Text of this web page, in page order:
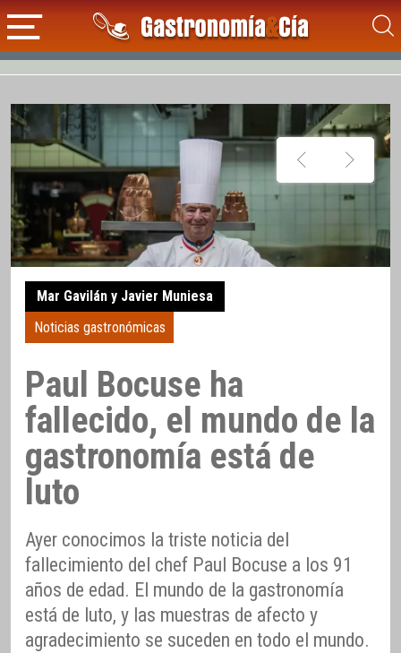
Mar Gavilán y Javier Muniesa
Noticias gastronómicas
Paul Bocuse ha
fallecido, el mundo de la
gastronomía está de
luto
Ayer conocimos la triste noticia del
fallecimiento del chef Paul Bocuse a los 91
años de edad. El mundo de la gastronomía
está de luto, y las muestras de afecto y
agradecimiento se suceden en todo el mundo.